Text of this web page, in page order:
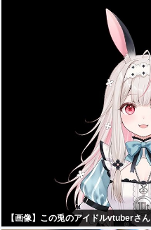
【画像】この兎のアイドルvtuberさん